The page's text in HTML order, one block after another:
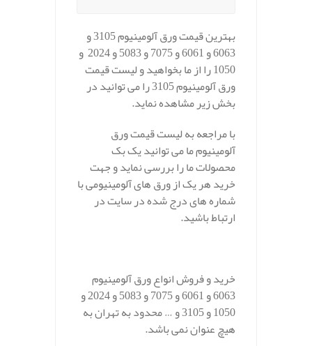
بهترین قیمت ورق آلومینیوم 3105 و
6063 و 6061 و 7075 و 5083 و 2024 و
1050 را از ما بخواهید و لیست قیمت
ورق آلومینیوم 3105 را می توانید در
بخش زیر مشاهده نماید.
با مراجعه به لیست قیمت ورق
آلومینیوم ما می توانید یک بک
محصولات ما را بررسی نماید و جهت
خرید هر یک از ورق های آلومینیومی با
شماره های درج شده در سایت در
ارتباط باشید.
خرید و فروش انواع ورق آلومینیوم
6063 و 6061 و 7075 و 5083 و 2024 و
1050 و 3105 و … محدود به تهران به
هیچ عنوان نمی باشد.